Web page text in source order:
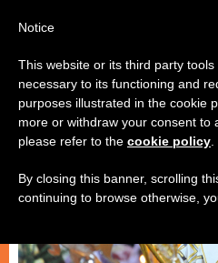
CHIESE LOCALI
Notice
This website or its third party
necessary to its functioning and
purposes illustrated in the cookie
more or withdraw your consent to
please refer to the cookie policy
By closing this banner, scrolling
continuing to browse otherwise,